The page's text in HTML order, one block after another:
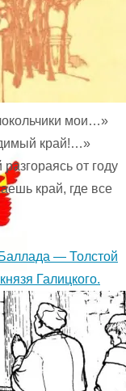
мои…»
край!…»
от году
край, где все
— Толстой
Галицкого.